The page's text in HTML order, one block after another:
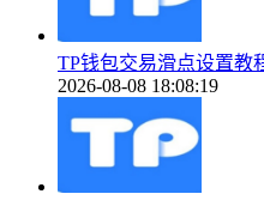
TP钱包交易滑点设置教
2026-08-08 18:08:19